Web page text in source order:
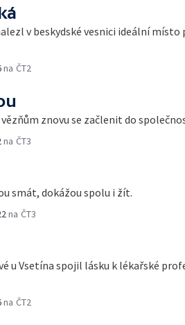
v beskydské vesnici ideální místo
na ČT2
znovu se začlenit do
na ČT3
smát, dokážou spolu i žít.
na ČT3
u Vsetína spojil lásku k lékařské
na ČT2